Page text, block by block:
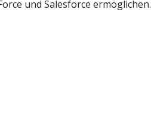
und Salesforce ermöglichen.